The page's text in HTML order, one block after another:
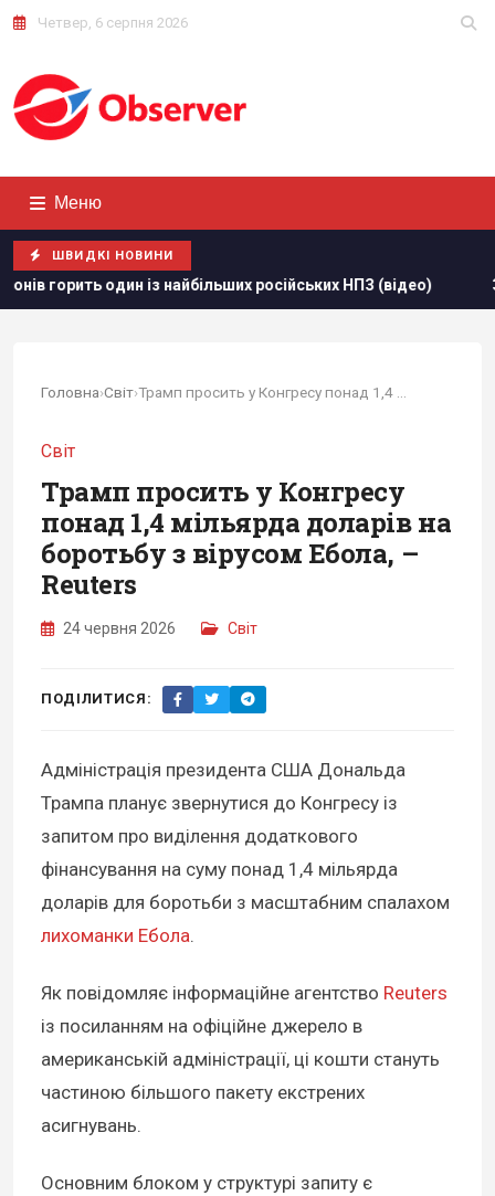
Четвер, 6 серпня 2026
Меню
ШВИДКІ НОВИНИ
російських НПЗ (відео) Зеленський
Головна›Світ›
Світ
Трамп просить у Конгресу
понад 1,4 мільярда доларів на
боротьбу з вірусом Ебола, –
Reuters
24 червня 2026 Світ
ПОДІЛИТИСЯ:
Адміністрація президента США Дональда
Трампа планує звернутися до Конгресу із
запитом про виділення додаткового
фінансування на суму понад 1,4 мільярда
доларів для боротьби з масштабним спалахом
лихоманки Ебола.
Як повідомляє інформаційне агентство Reuters
із посиланням на офіційне джерело в
американській адміністрації, ці кошти стануть
частиною більшого пакету екстрених
асигнувань.
Основним блоком у структурі запиту є